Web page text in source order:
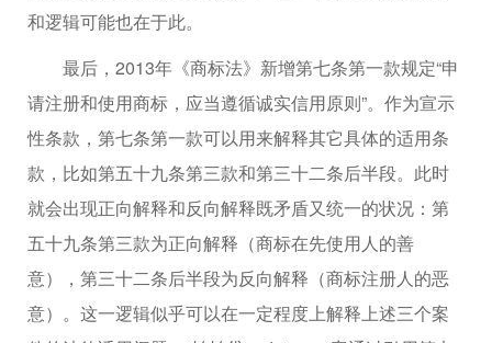
和逻辑可能也在于此。
最后，2013年《商标法》新增第七条第一款规定“申
请注册和使用商标，应当遵循诚实信用原则”。作为宣示
性条款，第七条第一款可以用来解释其它具体的适用条
款，比如第五十九条第三款和第三十二条后半段。此时
就会出现正向解释和反向解释既矛盾又统一的状况：第
五十九条第三款为正向解释（商标在先使用人的善
意），第三十二条后半段为反向解释（商标注册人的恶
意）。这一逻辑似乎可以在一定程度上解释上述三个案